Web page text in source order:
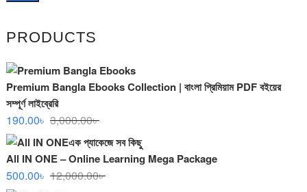
PRODUCTS
Premium Bangla Ebooks Collection | বাংলা প্রিমিয়াম PDF বইয়ের
সম্পূর্ণ লাইব্রেরি
3,000.00৳Original
was:
3,000.00৳ .
190.00৳
Current
is:
All IN ONE – Online Learning Mega Package
12,000.00৳Original
500.00৳
Current